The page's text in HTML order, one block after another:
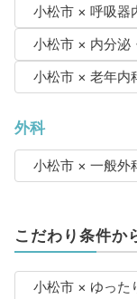
小松市 × 呼吸器
小松市 × 内分泌
小松市 × 老年内
外科
小松市 × 一般外
こだわり条件か
小松市 × ゆった